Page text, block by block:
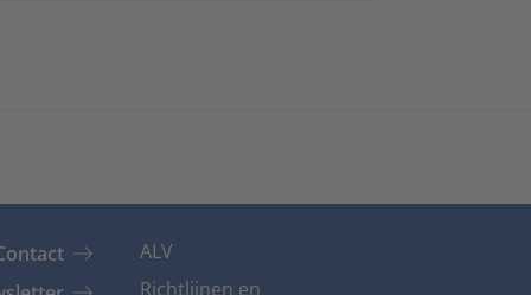
ALV
Richtlijnen en